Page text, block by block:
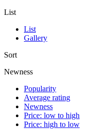
List
List
Gallery
Sort
Newness
Popularity
Average rating
Newness
Price: low to high
Price: high to low